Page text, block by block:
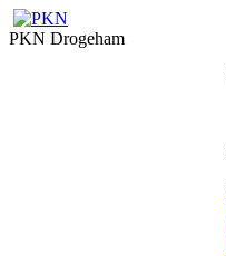
PKN Drogeham